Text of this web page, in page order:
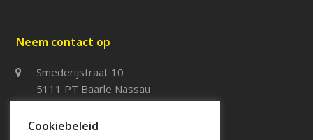
Neem contact op
Smederijstraat 10
5111 PT Baarle Nassau
Cookiebeleid